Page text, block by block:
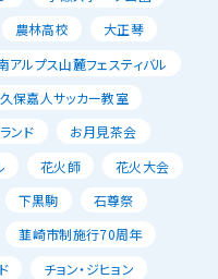
農林高校
大正琴
アルプス山麓フェスティバル
保嘉人サッカー教室
ンド
お月見茶会
花火師
花火大会
下黒駒
石尊祭
韮崎市制施行70周年
チョン・ジヒョン